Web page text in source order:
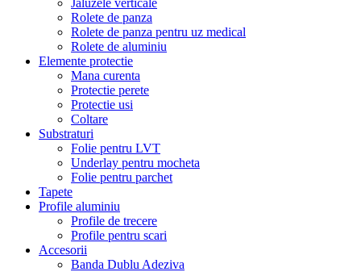
Rolete de panza
Rolete de panza pentru uz medical
Rolete de aluminiu
Elemente protectie
Mana curenta
Protectie perete
Protectie usi
Coltare
Substraturi
Folie pentru LVT
Underlay pentru mocheta
Folie pentru parchet
Tapete
Profile aluminiu
Profile de trecere
Profile pentru scari
Accesorii
Banda Dublu Adeziva